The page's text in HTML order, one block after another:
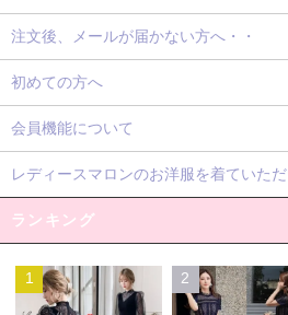
注文後、メールが届かない方へ・・
初めての方へ
会員機能について
レディースマロンのお洋服を着ていた
ランキング
1 2